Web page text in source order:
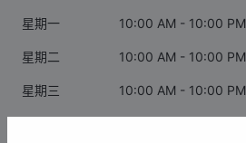
星期一 10:00 AM - 10:00 PM
星期二 10:00 AM - 10:00 PM
星期三 10:00 AM - 10:00 PM